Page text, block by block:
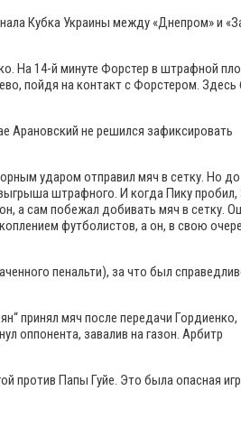
Кубка Украины между «Днепром» и
На 14-й минуте Форстер в штрафной
пойдя на контакт с Форстером. Здесь
Арановский не решился зафиксировать
ударом отправил мяч в сетку. Но до
штрафного. И когда Пику пробил,
а сам побежал добивать мяч в сетку.
футболистов, а он, в свою
пенальти), за что был
принял мяч после передачи Гордиенко,
оппонента, завалив на газон. Арбитр
против Папы Гуйе. Это была опасная